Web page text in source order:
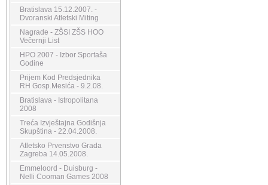
Bratislava 15.12.2007. -
Dvoranski Atletski Miting
Nagrade - ZŠSI ZŠS HOO
Večernji List
HPO 2007 - Izbor Sportaša
Godine
Prijem Kod Predsjednika
RH Gosp.Mesića - 9.2.08.
Bratislava - Istropolitana
2008
Treća Izvještajna Godišnja
Skupština - 22.04.2008.
Atletsko Prvenstvo Grada
Zagreba 14.05.2008.
Emmeloord - Duisburg -
Nelli Cooman Games 2008